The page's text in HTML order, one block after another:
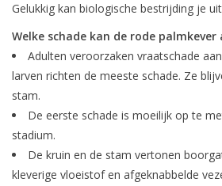
Monitoring
Bestuiving
Brimex kaarten
Vallen
Gelukkig kan biologische bestrijding je
Welke schade kan de rode
Adulten veroorzaken vraatschade
larven richten de meeste schade. Ze
stam.
De eerste schade is moeilijk op te
stadium.
De kruin en de stam vertonen
kleverige vloeistof en afgeknabbelde